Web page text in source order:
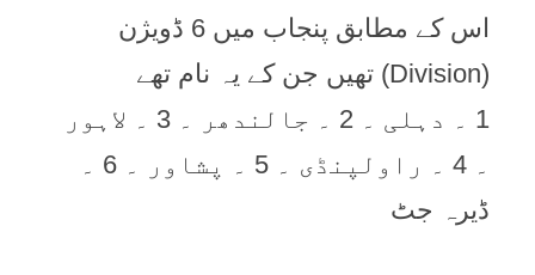
اس کے مطابق پنجاب میں 6 ڈویژن
(Division) تھیں جن کے یہ نام تھے
1 ۔ دہلی ۔ 2 ۔ جالندھر ۔ 3 ۔ لاہور
۔ 4 ۔ راولپنڈی ۔ 5 ۔ پشاور ۔ 6 ۔
ڈیرہ جٹ